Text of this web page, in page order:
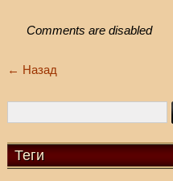
Comments are disabled
← Назад
Теги